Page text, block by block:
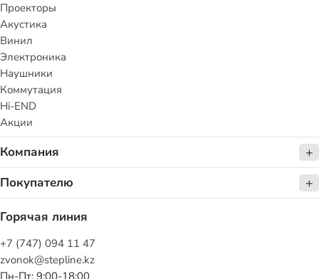
Проекторы
Акустика
Винил
Электроника
Наушники
Коммутация
Hi-END
Акции
Компания
Покупателю
Горячая линия
+7 (747) 094 11 47
zvonok@stepline.kz
Пн-Пт: 9:00-18:00